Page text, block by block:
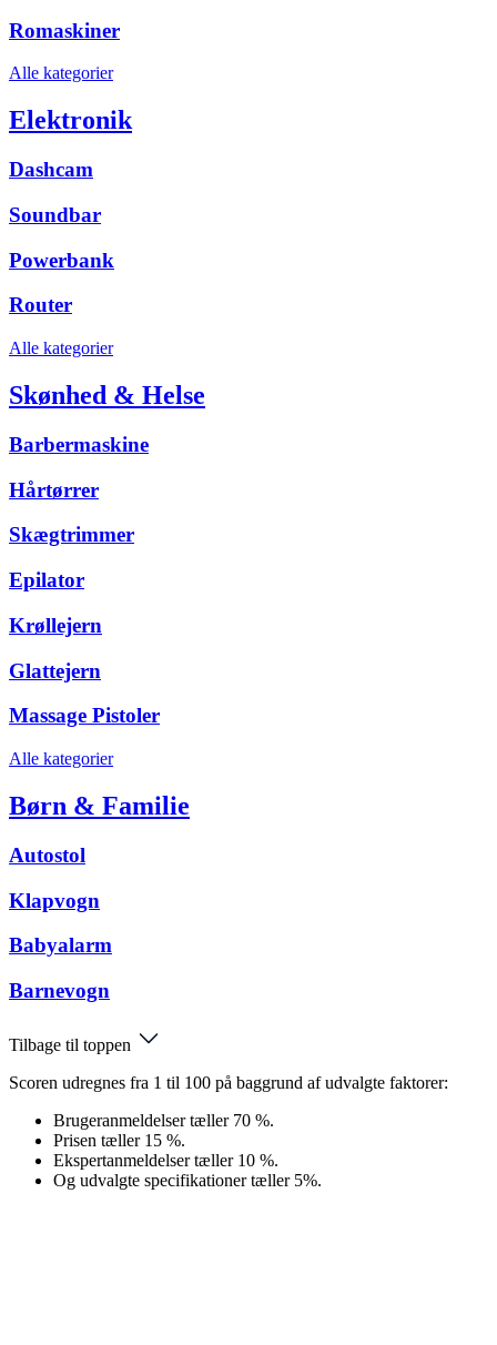
Romaskiner
Alle kategorier
Elektronik
Dashcam
Soundbar
Powerbank
Router
Alle kategorier
Skønhed & Helse
Barbermaskine
Hårtørrer
Skægtrimmer
Epilator
Krøllejern
Glattejern
Massage Pistoler
Alle kategorier
Børn & Familie
Autostol
Klapvogn
Babyalarm
Barnevogn
Tilbage til toppen
Scoren udregnes fra 1 til 100 på baggrund af udvalgte faktorer:
Brugeranmeldelser tæller 70 %.
Prisen tæller 15 %.
Ekspertanmeldelser tæller 10 %.
Og udvalgte specifikationer tæller 5%.